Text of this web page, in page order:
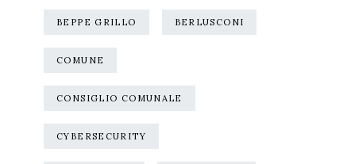
BEPPE GRILLO BERLUSCONI
COMUNE
CONSIGLIO COMUNALE
CYBERSECURITY